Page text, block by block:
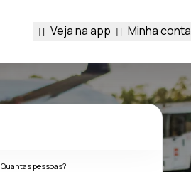
Veja na app Minha conta
Quantas pessoas?